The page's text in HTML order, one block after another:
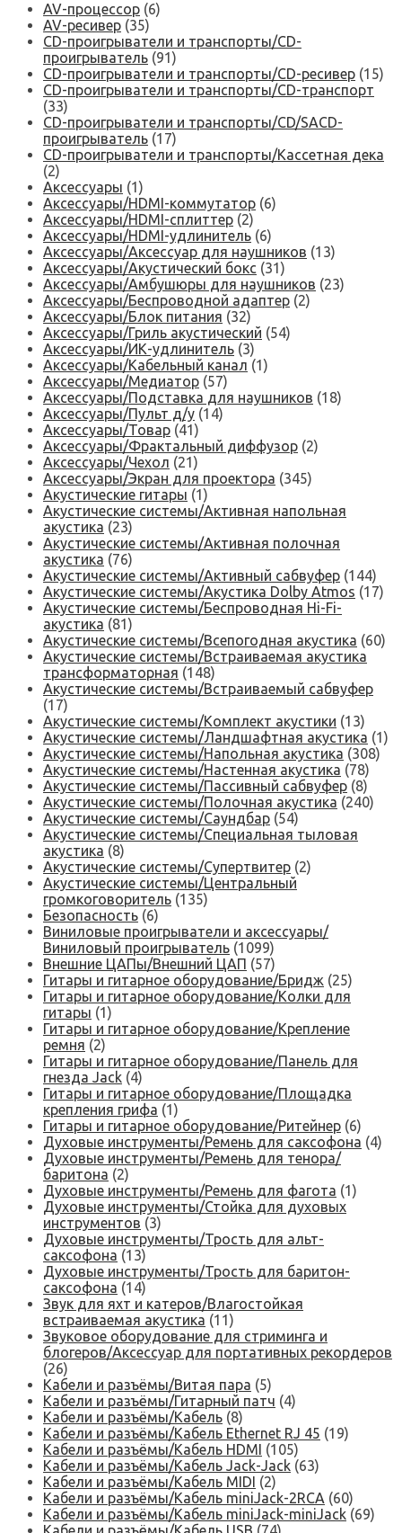
AV-процессор (6)
AV-ресивер (35)
CD-проигрыватели и транспорты/CD-
проигрыватель (91)
CD-проигрыватели и транспорты/CD-ресивер (15)
CD-проигрыватели и транспорты/CD-транспорт
(33)
CD-проигрыватели и транспорты/CD/SACD-
проигрыватель (17)
CD-проигрыватели и транспорты/Кассетная дека
(2)
Аксессуары (1)
Аксессуары/HDMI-коммутатор (6)
Аксессуары/HDMI-сплиттер (2)
Аксессуары/HDMI-удлинитель (6)
Аксессуары/Аксессуар для наушников (13)
Аксессуары/Акустический бокс (31)
Аксессуары/Амбушюры для наушников (23)
Аксессуары/Беспроводной адаптер (2)
Аксессуары/Блок питания (32)
Аксессуары/Гриль акустический (54)
Аксессуары/ИК-удлинитель (3)
Аксессуары/Кабельный канал (1)
Аксессуары/Медиатор (57)
Аксессуары/Подставка для наушников (18)
Аксессуары/Пульт д/у (14)
Аксессуары/Товар (41)
Аксессуары/Фрактальный диффузор (2)
Аксессуары/Чехол (21)
Аксессуары/Экран для проектора (345)
Акустические гитары (1)
Акустические системы/Активная напольная
акустика (23)
Акустические системы/Активная полочная
акустика (76)
Акустические системы/Активный сабвуфер (144)
Акустические системы/Акустика Dolby Atmos (17)
Акустические системы/Беспроводная Hi-Fi-
акустика (81)
Акустические системы/Всепогодная акустика (60)
Акустические системы/Встраиваемая акустика
трансформаторная (148)
Акустические системы/Встраиваемый сабвуфер
(17)
Акустические системы/Комплект акустики (13)
Акустические системы/Ландшафтная акустика (1)
Акустические системы/Напольная акустика (308)
Акустические системы/Настенная акустика (78)
Акустические системы/Пассивный сабвуфер (8)
Акустические системы/Полочная акустика (240)
Акустические системы/Саундбар (54)
Акустические системы/Специальная тыловая
акустика (8)
Акустические системы/Супертвитер (2)
Акустические системы/Центральный
громкоговоритель (135)
Безопасность (6)
Виниловые проигрыватели и аксессуары/
Виниловый проигрыватель (1099)
Внешние ЦАПы/Внешний ЦАП (57)
Гитары и гитарное оборудование/Бридж (25)
Гитары и гитарное оборудование/Колки для
гитары (1)
Гитары и гитарное оборудование/Крепление
ремня (2)
Гитары и гитарное оборудование/Панель для
гнезда Jack (4)
Гитары и гитарное оборудование/Площадка
крепления грифа (1)
Гитары и гитарное оборудование/Ритейнер (6)
Духовые инструменты/Ремень для саксофона (4)
Духовые инструменты/Ремень для тенора/
баритона (2)
Духовые инструменты/Ремень для фагота (1)
Духовые инструменты/Стойка для духовых
инструментов (3)
Духовые инструменты/Трость для альт-
саксофона (13)
Духовые инструменты/Трость для баритон-
саксофона (14)
Звук для яхт и катеров/Влагостойкая
встраиваемая акустика (11)
Звуковое оборудование для стриминга и
блогеров/Аксессуар для портативных рекордеров
(26)
Кабели и разъёмы/Витая пара (5)
Кабели и разъёмы/Гитарный патч (4)
Кабели и разъёмы/Кабель (8)
Кабели и разъёмы/Кабель Ethernet RJ 45 (19)
Кабели и разъёмы/Кабель HDMI (105)
Кабели и разъёмы/Кабель Jack-Jack (63)
Кабели и разъёмы/Кабель MIDI (2)
Кабели и разъёмы/Кабель miniJack-2RCA (60)
Кабели и разъёмы/Кабель miniJack-miniJack (69)